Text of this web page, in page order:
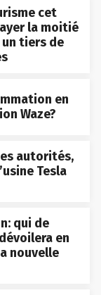
cet
la moitié
tiers de
en
Waze?
autorités,
Tesla
qui de
en
nouvelle